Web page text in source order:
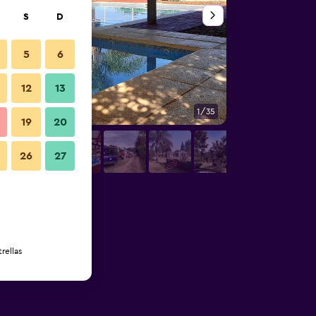
1/35
S D
5 6
12 13
19 20
26 27